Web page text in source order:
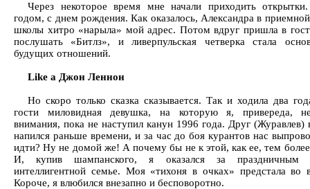
Через некоторое время мне начали приходить
годом, с днем рождения. Как оказалось, Александра в
школы хитро «нарыла» мой адрес. Потом вдруг пришла в
послушать «Битлз», и ливерпульская четверка стала
будущих отношений.
Like a Джон Леннон
Но скоро только сказка сказывается. Так и ходила два
гости миловидная девушка, на которую я, привереда,
внимания, пока не наступил канун 1996 года. Друг (Журавлев)
напился раньше времени, и за час до боя курантов нас
идти? Ну не домой же! А почему бы не к этой, как ее, тем более
И, купив шампанского, я оказался за праздничным
интеллигентной семье. Моя «тихоня в очках» предстала во
Короче, я влюбился внезапно и бесповоротно.